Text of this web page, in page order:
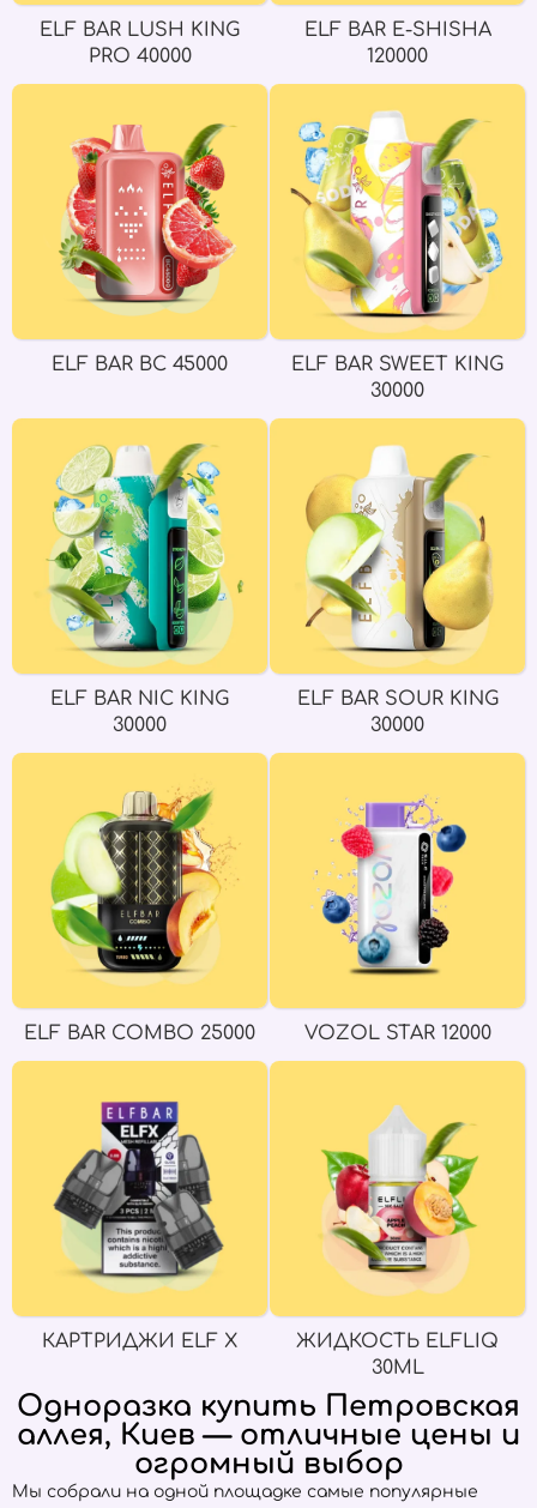
ELF BAR LUSH KING
PRO 40000
ELF BAR E-SHISHA
120000
ELF BAR BC 45000
ELF BAR SWEET KING
30000
ELF BAR NIC KING
30000
ELF BAR SOUR KING
30000
ELF BAR COMBO 25000 VOZOL STAR 12000
КАРТРИДЖИ ELF X
ЖИДКОСТЬ ELFLIQ
30ML
Одноразка купить Петровская
аллея, Киев — отличные цены и
огромный выбор
Мы собрали на одной площадке самые популярные